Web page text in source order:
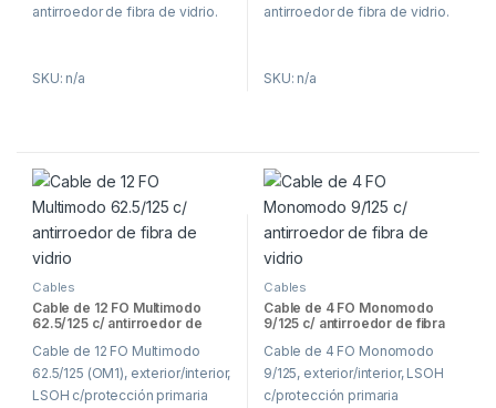
antirroedor de fibra de vidrio.
SKU: n/a
antirroedor de fibra de vidrio.
SKU: n/a
Cables
Cable de 12 FO Multimodo
62.5/125 c/ antirroedor de
Cable de 12 FO Multimodo
62.5/125 (OM1), exterior/interior,
LSOH c/protección primaria
Cables
Cable de 4 FO Monomodo
9/125 c/ antirroedor de fibra
Cable de 4 FO Monomodo
9/125, exterior/interior, LSOH
c/protección primaria